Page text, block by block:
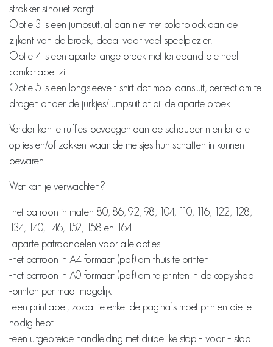
strakker silhouet zorgt.
Optie 3 is een jumpsuit, al dan niet met colorblock aan de
zijkant van de broek, ideaal voor veel speelplezier.
Optie 4 is een aparte lange broek met tailleband die heel
comfortabel zit.
Optie 5 is een longsleeve t-shirt dat mooi aansluit, perfect om te
dragen onder de jurkjes/jumpsuit of bij de aparte broek.
Verder kan je ruffles toevoegen aan de schouderlinten bij alle
opties en/of zakken waar de meisjes hun schatten in kunnen
bewaren.
Wat kan je verwachten?
-het patroon in maten 80, 86, 92, 98, 104, 110, 116, 122, 128,
134, 140, 146, 152, 158 en 164
-aparte patroondelen voor alle opties
-het patroon in A4 formaat (pdf) om thuis te printen
-het patroon in A0 formaat (pdf) om te printen in de copyshop
-printen per maat mogelijk
-een printtabel, zodat je enkel de pagina’s moet printen die je
nodig hebt
-een uitgebreide handleiding met duidelijke stap – voor – stap